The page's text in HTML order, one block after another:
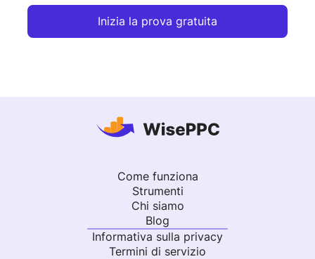
Inizia la prova gratuita
Come funziona
Strumenti
Chi siamo
Blog
Informativa sulla privacy
Termini di servizio